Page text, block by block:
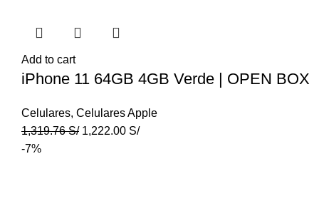
Add to cart
iPhone 11 64GB 4GB Verde | OPEN BOX
Celulares, Celulares Apple
1,319.76S/ 1,222.00 S/
-7%